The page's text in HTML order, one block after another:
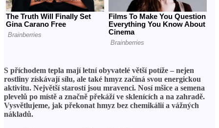
S příchodem tepla mají letní obyvatelé větší potíže – nejen
rostliny získávají sílu, ale také hmyz začíná svou energickou
aktivitu. Největší starostí jsou mravenci. Nosí mšice a semena
plevelů po místě a značně překáží ve sklenících a na zahradě.
Vysvětlujeme, jak překonat hmyz bez chemikálií a vážných
nákladů.